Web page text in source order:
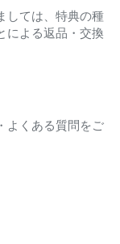
しては、特典の種
による返品・交換
よくある質問をご